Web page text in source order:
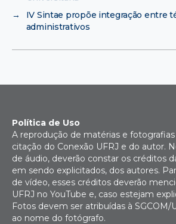
→
IV Sintae propõe integração entre
administrativos
Política de Uso
A reprodução de matérias e
citação do Conexão UFRJ e do autor.
de áudio, deverão constar os créditos
em sendo explicitados, dos autores.
de vídeo, esses créditos deverão
UFRJ no YouTube e, caso estejam
Fotos devem ser atribuídas à SGCOM/
ao nome do fotógrafo.